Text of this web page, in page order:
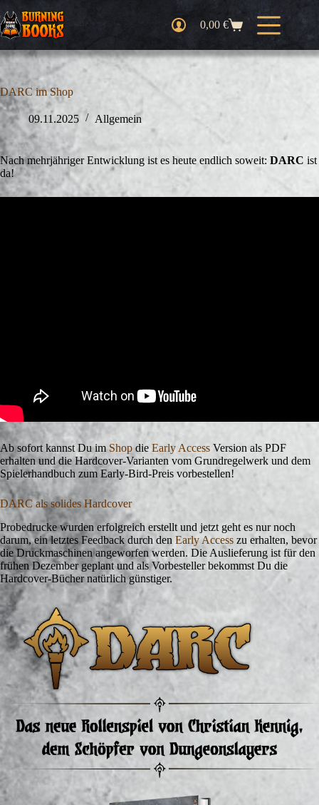
Inhalt
springen
Warenkorb
0,00€
DARC im Shop
09.11.2025 Allgemein
Nach mehrjähriger Entwicklung ist es heute endlich soweit: DARC ist
da!
Ab sofort kannst Du imShop die Early Access Version als PDF
erhalten und die Hardcover-Varianten vom Grundregelwerk und dem
Spielerhandbuch zum Early-Bird-Preis vorbestellen!
DARC als solides Hardcover
Probedrucke wurden erfolgreich erstellt und jetzt geht es nur noch
darum, ein letztes Feedback durch den Early Access zu erhalten, bevor
die Druckmaschinen angeworfen werden. Die Auslieferung ist für den
frühen Dezember geplant und als Vorbesteller bekommst Du die
Hardcover-Bücher natürlich günstiger.